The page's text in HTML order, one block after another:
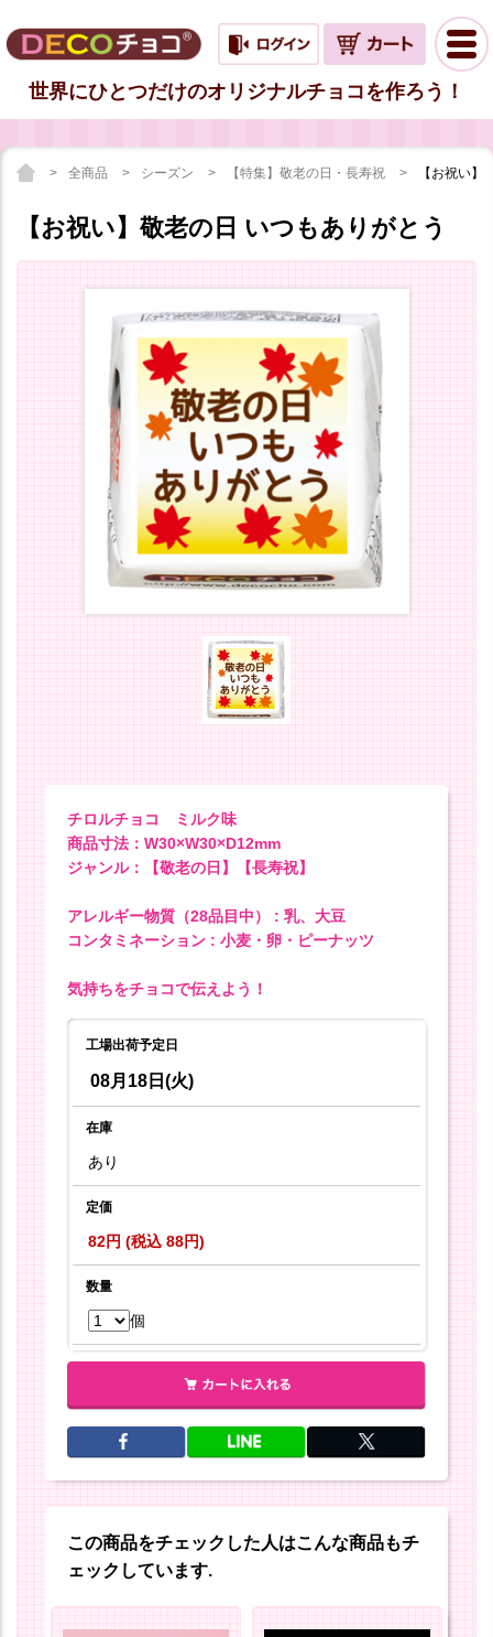
世界にひとつだけのオリジナルチョコを作ろう！
全商品 シーズン 【特集】敬老の日・長寿祝 【お祝い
【お祝い】敬老の日 いつもありがとう
チロルチョコ ミルク味
商品寸法：W30×W30×D12mm
ジャンル：【敬老の日】【長寿祝】
アレルギー物質（28品目中） : 乳、大豆
コンタミネーション : 小麦・卵・ピーナッツ
気持ちをチョコで伝えよう！
工場出荷予定日
08月18日(火)
在庫
あり
定価
82円 (税込 88円)
数量
個
この商品をチェックした人はこんな商品もチ
ェックしています.